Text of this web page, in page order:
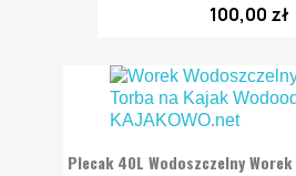
100,00 zł
Plecak 40L Wodoszczelny Worek